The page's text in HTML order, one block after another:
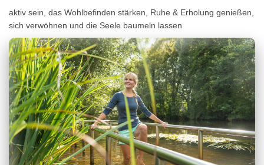
aktiv sein, das Wohlbefinden stärken, Ruhe & Erholung genießen,
sich verwöhnen und die Seele baumeln lassen